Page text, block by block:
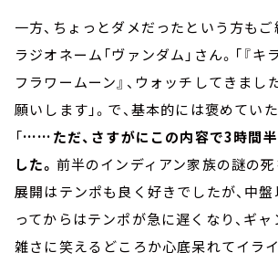
一方、ちょっとダメだったという方もご
ラジオネーム「ヴァンダム」さん。「『キ
フラワームーン』、ウォッチしてきまし
願いします」。で、基本的には褒めてい
「……ただ、さすがにこの内容で3時間
した。 前半のインディアン家族の謎の
展開はテンポも良く好きでしたが、中
ってからはテンポが急に遅くなり、ギ
雑さに笑えるどころか心底呆れてイラ